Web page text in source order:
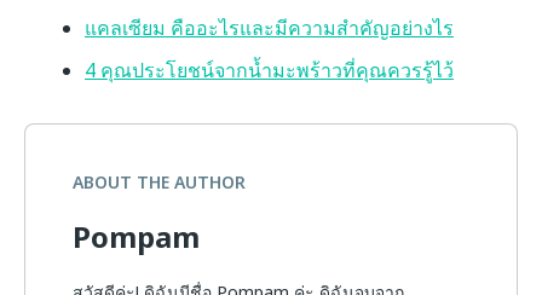
แคลเซียม คืออะไรและมีความสำคัญอย่างไร
4 คุณประโยชน์จากน้ำมะพร้าวที่คุณควรรู้ไว้
ABOUT THE AUTHOR
Pompam